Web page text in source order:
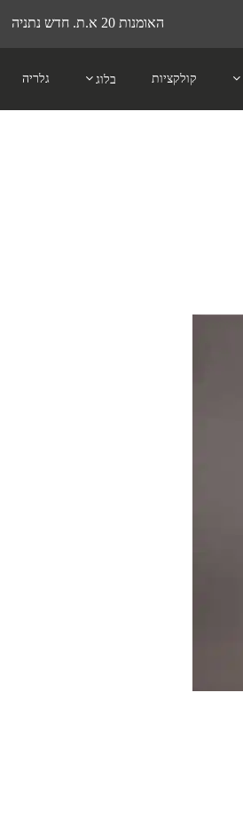
האומנות 20 א.ת. חדש נתניה
קולקציות בלוג גלריה